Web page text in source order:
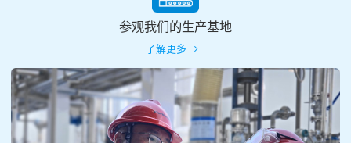
参观我们的生产基地
了解更多